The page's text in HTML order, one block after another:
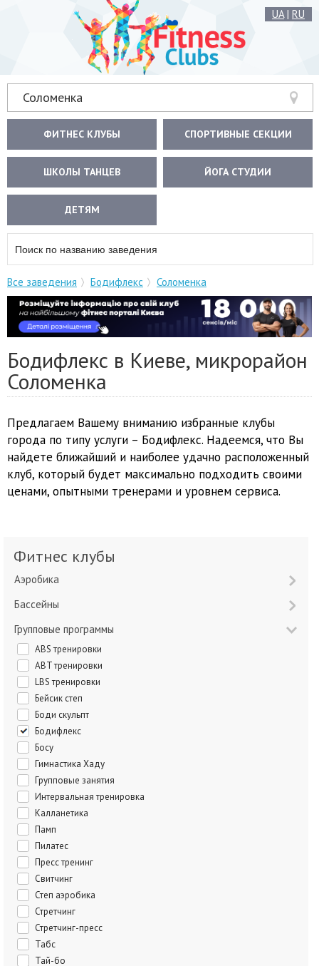
UA| RU
Соломенка
ФИТНЕС КЛУБЫ СПОРТИВНЫЕ СЕКЦИИ
ШКОЛЫ ТАНЦЕВ ЙОГА СТУДИИ
ДЕТЯМ
Все заведения Бодифлекс Соломенка
Бодифлекс в Киеве, микрорайон
Соломенка
Предлагаем Вашему вниманию избранные клубы
города по типу услуги – Бодифлекс. Надеемся, что Вы
найдете ближайший и наиболее удачно расположенный
клуб, который будет максимально подходить своими
ценами, опытными тренерами и уровнем сервиса.
Фитнес клубы
Аэробика
Бассейны
Групповые программы
ABS тренировки
ABT тренировки
LBS тренировки
Бейсик степ
Боди скульпт
Бодифлекс
Босу
Гимнастика Хаду
Групповые занятия
Интервальная тренировка
Калланетика
Памп
Пилатес
Пресс тренинг
Свитчинг
Степ аэробика
Стретчинг
Стретчинг-пресс
Табс
Тай-бо